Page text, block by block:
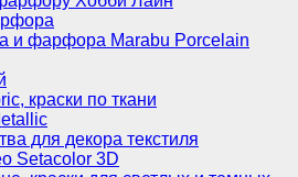
и фарфора Marabu Porcelain
краски по ткани
для декора текстиля
Setacolor 3D